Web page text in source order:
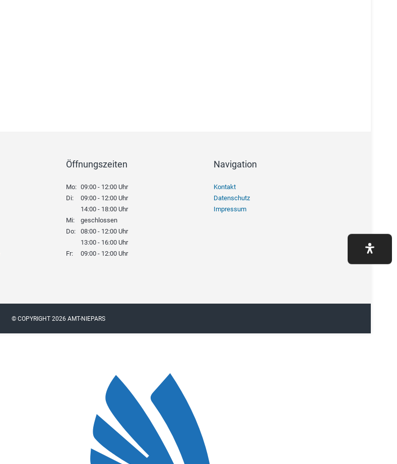
Öffnungszeiten
Mo: 09:00 - 12:00 Uhr
Di:
09:00 - 12:00 Uhr
14:00 - 18:00 Uhr
Mi:
geschlossen
Do:
08:00 - 12:00 Uhr
13:00 - 16:00 Uhr
Fr:
09:00 - 12:00 Uhr
Navigation
Navigation
überspringen
Kontakt
Datenschutz
Impressum
© COPYRIGHT 2026 AMT-NIEPARS